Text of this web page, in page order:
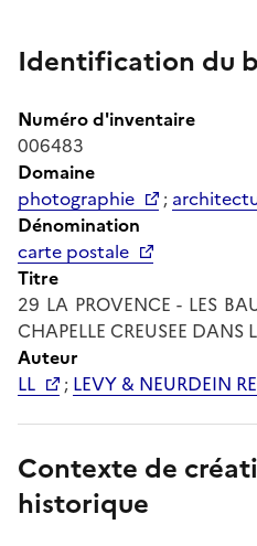
Identification du
Numéro d'inventaire
006483
Domaine
photographie
;
Dénomination
carte postale
Titre
29 LA PROVENCE - LES
CHAPELLE CREUSEE DANS
Auteur
LL
; LEVY & NEURDEIN
Contexte de
historique